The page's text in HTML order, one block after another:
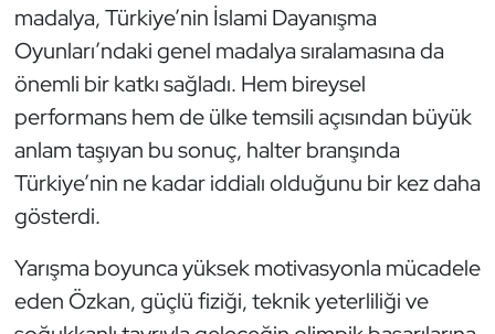
madalya, Türkiye’nin İslami Dayanışma
Oyunları’ndaki genel madalya sıralamasına da
önemli bir katkı sağladı. Hem bireysel
performans hem de ülke temsili açısından büyük
anlam taşıyan bu sonuç, halter branşında
Türkiye’nin ne kadar iddialı olduğunu bir kez daha
gösterdi.
Yarışma boyunca yüksek motivasyonla mücadele
eden Özkan, güçlü fiziği, teknik yeterliliği ve
Ragbi
Satranç
Su Topu
Sualtı Sporları
Tekvando
Tenis